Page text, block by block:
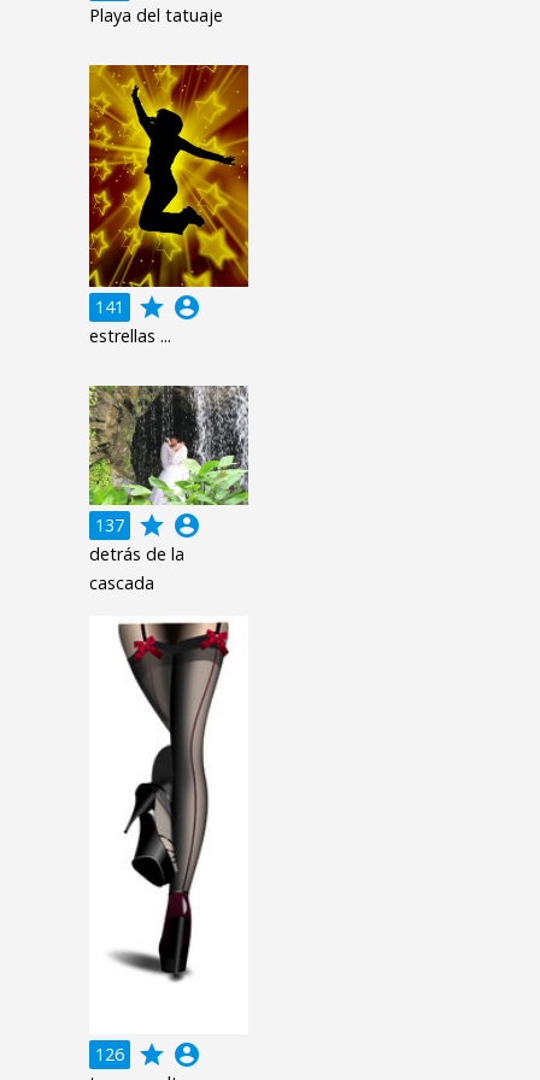
Playa del tatuaje
141 grade account_circle
estrellas ...
137 grade account_circle
detrás de la
cascada
126 grade account_circle